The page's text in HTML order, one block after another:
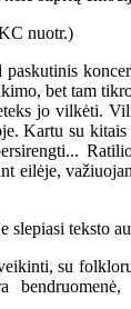
paskutinis
bet tam
jo vilkėti.
Kartu su
eilėje,
su